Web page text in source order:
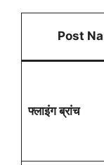
Post
फ्लाइंग ब्रांच